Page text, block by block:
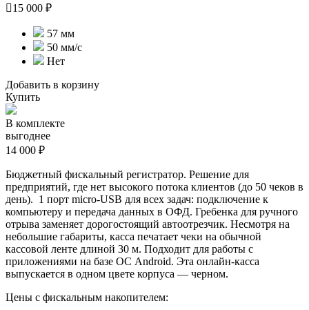
15 000 ₽
57 мм
50 мм/с
Нет
Добавить в корзину
Купить
В комплекте
выгоднее
14 000 ₽
Бюджетный фискальный регистратор. Решение для
предприятий, где нет высокого потока клиентов (до 50 чеков в
день). 1 порт micro-USB для всех задач: подключение к
компьютеру и передача данных в ОФД. Гребенка для ручного
отрыва заменяет дорогостоящий автоотрезчик. Несмотря на
небольшие габариты, касса печатает чеки на обычной
кассовой ленте длиной 30 м. Подходит для работы с
приложениями на базе ОС Android. Эта онлайн-касса
выпускается в одном цвете корпуса — черном.
Цены с фискальным накопителем: